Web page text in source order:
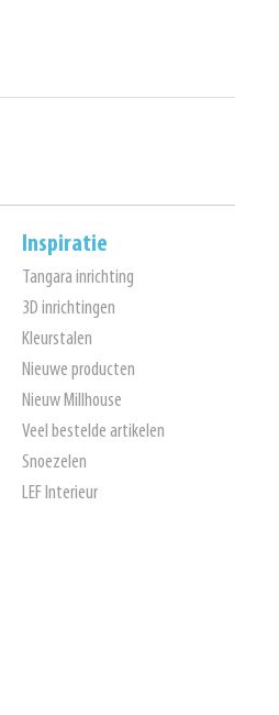
Inspiratie
Tangara inrichting
3D inrichtingen
Kleurstalen
Nieuwe producten
Nieuw Millhouse
Veel bestelde artikelen
Snoezelen
LEF Interieur